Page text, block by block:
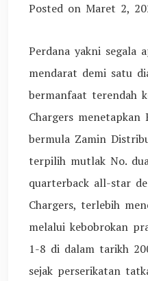
Posted on Maret 2,
Perdana yakni segala
mendarat demi satu
bermanfaat terendah
Chargers menetapkan
bermula Zamin
terpilih mutlak No.
quarterback all-star
Chargers, terlebih
melalui kebobrokan
1-8 di dalam tarikh
sejak perserikatan